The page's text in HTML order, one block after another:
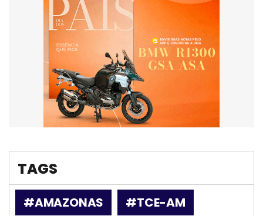
TAGS
#AMAZONAS
#TCE-AM